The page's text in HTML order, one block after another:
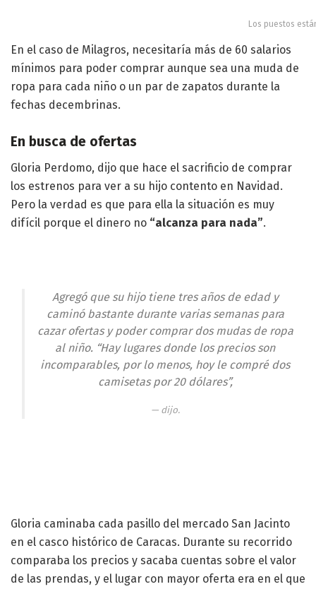
Los puestos
En el caso de Milagros, necesitaría más de 60 salarios
mínimos para poder comprar aunque sea una muda de
ropa para cada niño o un par de zapatos durante la
fechas decembrinas.
En busca de ofertas
Gloria Perdomo, dijo que hace el sacrificio de comprar
los estrenos para ver a su hijo contento en Navidad.
Pero la verdad es que para ella la situación es muy
difícil porque el dinero no “alcanza para nada”.
Agregó que su hijo tiene tres años de edad y
caminó bastante durante varias semanas para
cazar ofertas y poder comprar dos mudas de ropa
al niño. “Hay lugares donde los precios son
incomparables, por lo menos, hoy le compré dos
camisetas por 20 dólares”,
dijo.
Gloria caminaba cada pasillo del mercado San Jacinto
en el casco histórico de Caracas. Durante su recorrido
comparaba los precios y sacaba cuentas sobre el valor
de las prendas, y el lugar con mayor oferta era en el que